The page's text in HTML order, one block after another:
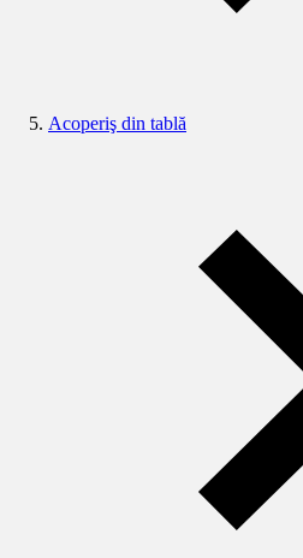
Acoperiş din tablă